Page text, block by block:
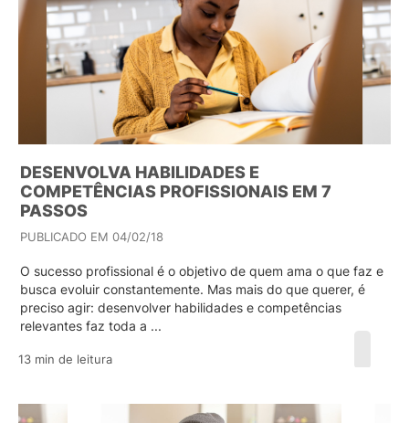
DESENVOLVA HABILIDADES E
COMPETÊNCIAS PROFISSIONAIS EM 7
PASSOS
PUBLICADO EM 04/02/18
O sucesso profissional é o objetivo de quem ama o que faz e
busca evoluir constantemente. Mas mais do que querer, é
preciso agir: desenvolver habilidades e competências
relevantes faz toda a ...
13 min de leitura